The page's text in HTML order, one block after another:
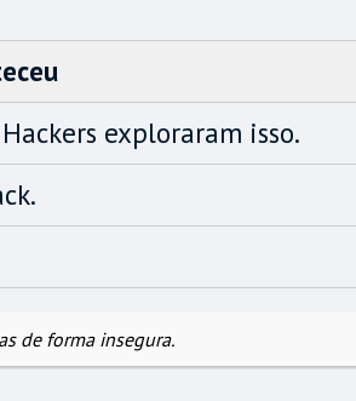
exploraram isso.
de forma insegura.